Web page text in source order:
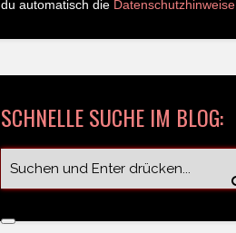
du automatisch die Datenschutzhinweise.
SCHNELLE SUCHE IM BLOG: